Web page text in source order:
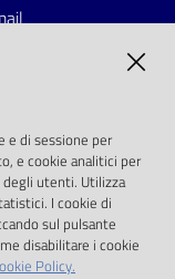
2006
e di sessione per
e cookie analitici per
utenti. Utilizza
I cookie di
sul pulsante
disabilitare i cookie
Policy.